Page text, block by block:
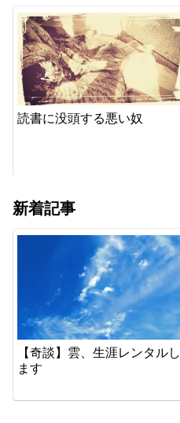
読書に没頭する悪い奴
新着記事
【奇談】雲、生涯レンタルし
ます